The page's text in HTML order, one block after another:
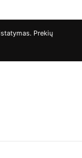
Prekių